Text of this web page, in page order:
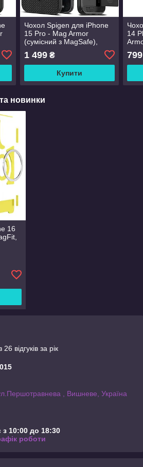
Чохол Spigen для iPhone
15 Pro - Mag Armor
(сумісний з MagSafe),
1 499₴
Купити
14
799
новинки
16
відгуків за рік
, Вишневе, Україна
10:00 до 18:30
роботи